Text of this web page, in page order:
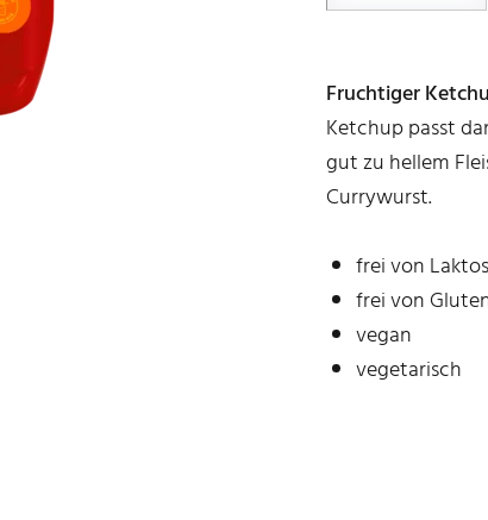
Fruchtiger
Ketchup passt
gut zu hellem
Currywurst.
frei von
frei von
vegan
vegetarisch